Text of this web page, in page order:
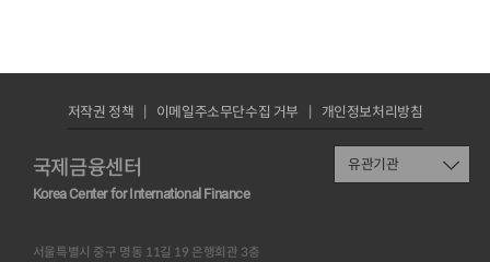
국제금융센터
Korea Center for International Finance
서울특별시 중구 명동 11길 19 은행회관 3층
저작권 정책 이메일주소무단수집 거부 개인정보처리방침
유관기관